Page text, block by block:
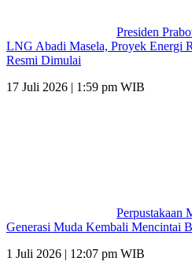
Presiden
LNG Abadi Masela, Proyek Energi
Resmi Dimulai
17 Juli 2026 | 1:59 pm WIB
Perpustakaan
Generasi Muda Kembali Mencintai
1 Juli 2026 | 12:07 pm WIB